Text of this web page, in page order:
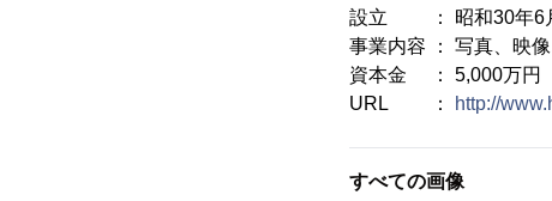
設立 ： 昭和30年6月
事業内容 ： 写真、映
資本金 ： 5,000万円
URL ：
http://
すべての画像